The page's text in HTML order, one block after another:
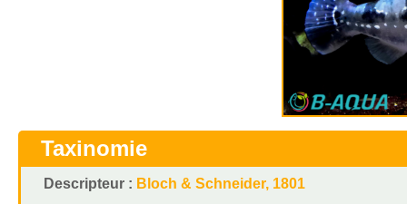
Taxinomie
Descripteur : Bloch & Schneider, 1801